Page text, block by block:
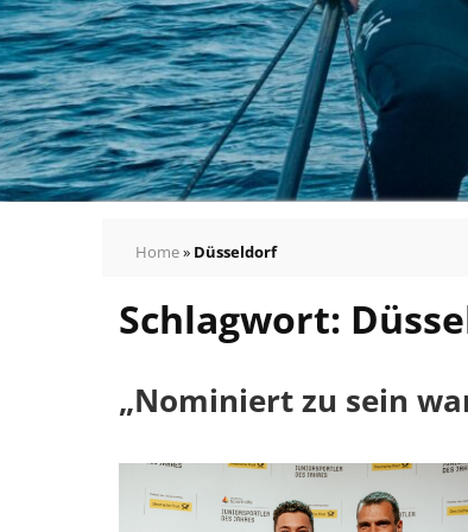
Home» Düsseldorf
Schlagwort:
„Nominiert zu sein